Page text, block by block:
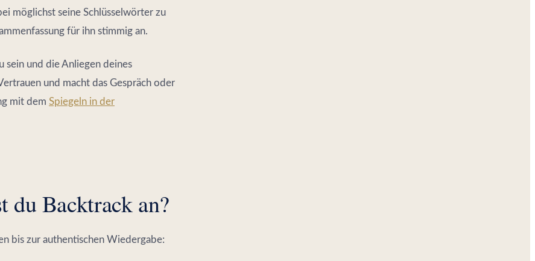
möglichst seine Schlüsselwörter zu
für ihn stimmig an.
sein und die Anliegen deines
und macht das Gespräch oder
mit dem Spiegeln in der
du Backtrack an?
bis zur authentischen Wiedergabe: